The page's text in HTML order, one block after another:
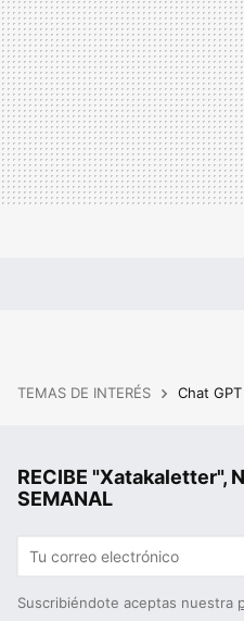
TEMAS DE INTERÉS Chat GPT
RECIBE "Xatakaletter",
SEMANAL
Suscribiéndote aceptas nuestra